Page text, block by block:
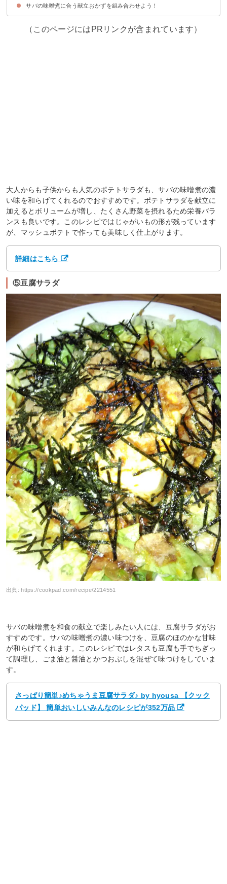
献立メニュー①
献立メニュー②
献立メニュー③
サバの味噌煮に合う献立おかずを組み合わせよう！
（このページにはPRリンクが含まれています）
大人からも子供からも人気のポテトサラダも、サバの味噌煮の濃
い味を和らげてくれるのでおすすめです。ポテトサラダを献立に
加えるとボリュームが増し、たくさん野菜を摂れるため栄養バラ
ンスも良いです。このレシピではじゃがいもの形が残っています
が、マッシュポテトで作っても美味しく仕上がります。
詳細はこちら
⑤豆腐サラダ
出典:https://cookpad.com/recipe/2214551
サバの味噌煮を和食の献立で楽しみたい人には、豆腐サラダがお
すすめです。サバの味噌煮の濃い味つけを、豆腐のほのかな甘味
が和らげてくれます。このレシピではレタスも豆腐も手でちぎっ
て調理し、ごま油と醤油とかつおぶしを混ぜて味つけをしていま
す。
さっぱり簡単♪めちゃうま豆腐サラダ♪ by hyousa 【クック
パッド】 簡単おいしいみんなのレシピが352万品